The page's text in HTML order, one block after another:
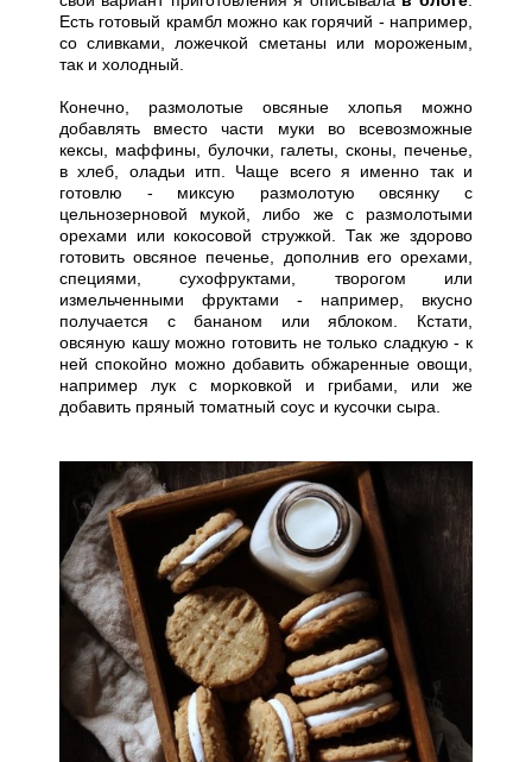
Есть готовый крамбл можно как горячий - например,
со сливками, ложечкой сметаны или мороженым,
так и холодный.
Конечно, размолотые овсяные хлопья можно
добавлять вместо части муки во всевозможные
кексы, маффины, булочки, галеты, сконы, печенье,
в хлеб, оладьи итп. Чаще всего я именно так и
готовлю - миксую размолотую овсянку с
цельнозерновой мукой, либо же с размолотыми
орехами или кокосовой стружкой. Так же здорово
готовить овсяное печенье, дополнив его орехами,
специями, сухофруктами, творогом или
измельченными фруктами - например, вкусно
получается с бананом или яблоком. Кстати,
овсяную кашу можно готовить не только сладкую - к
ней спокойно можно добавить обжаренные овощи,
например лук с морковкой и грибами, или же
добавить пряный томатный соус и кусочки сыра.